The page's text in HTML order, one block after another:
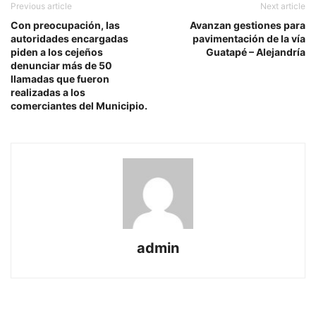
Previous article
Con preocupación, las
autoridades encargadas
piden a los cejeños
denunciar más de 50
llamadas que fueron
realizadas a los
comerciantes del Municipio.
Next article
Avanzan gestiones para
pavimentación de la vía
Guatapé – Alejandría
admin